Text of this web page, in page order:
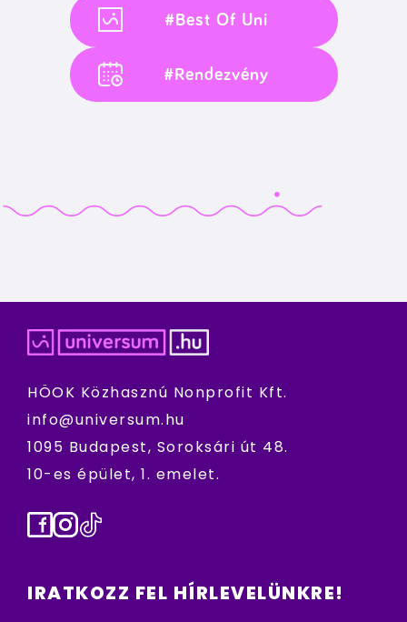
#Best Of Uni
#Rendezvény
HÖOK Közhasznú Nonprofit Kft.
info@universum.hu
1095 Budapest, Soroksári út 48.
10-es épület, 1. emelet.
Facebook
Instagram
TikTok
IRATKOZZ FEL HÍRLEVELÜNKRE!